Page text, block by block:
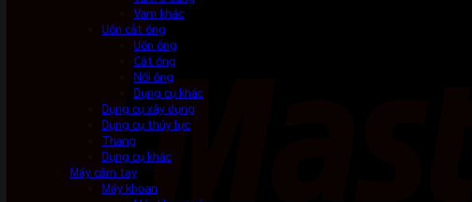
Vam khác
Uốn cắt ống
Uốn ống
Cắt ống
Nối ống
Dụng cụ khác
Dụng cụ xây dựng
Dụng cụ thủy lực
Thang
Dụng cụ khác
Máy cầm tay
Máy khoan